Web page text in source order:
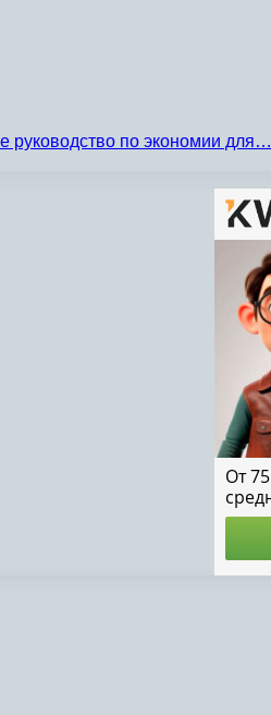
руководство по экономии для…